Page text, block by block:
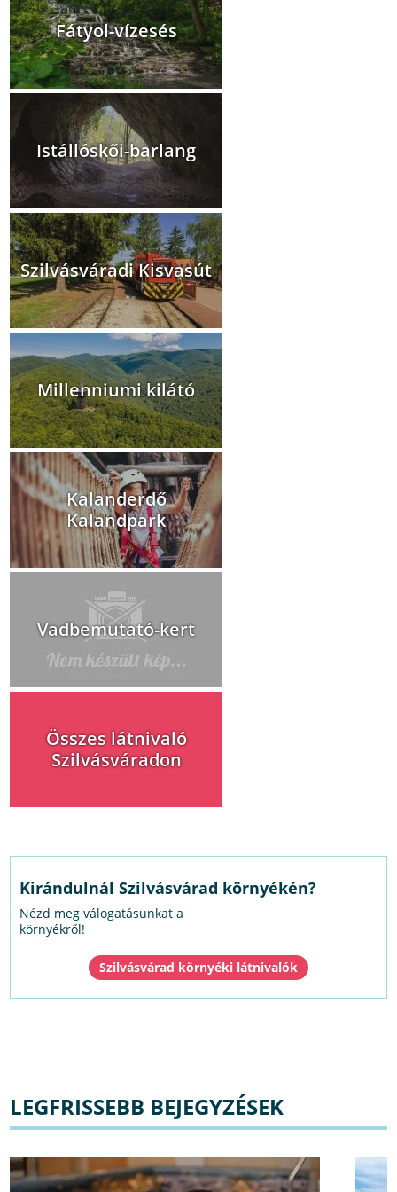
Fátyol-vízesés
Istállóskői-barlang
Szilvásváradi Kisvasút
Millenniumi kilátó
Kalanderdő
Kalandpark
Vadbemutató-kert
Összes látnivaló
Szilvásváradon
Kirándulnál Szilvásvárad környékén?
Nézd meg válogatásunkat a
környékről!
Szilvásvárad környéki látnivalók
LEGFRISSEBB BEJEGYZÉSEK